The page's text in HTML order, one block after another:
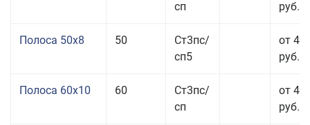
сп
руб.
Полоса 50x8 50
Ст3пс/
сп5
от 43
руб.
Полоса 60x10 60
Ст3пс/
сп
от 42
руб.